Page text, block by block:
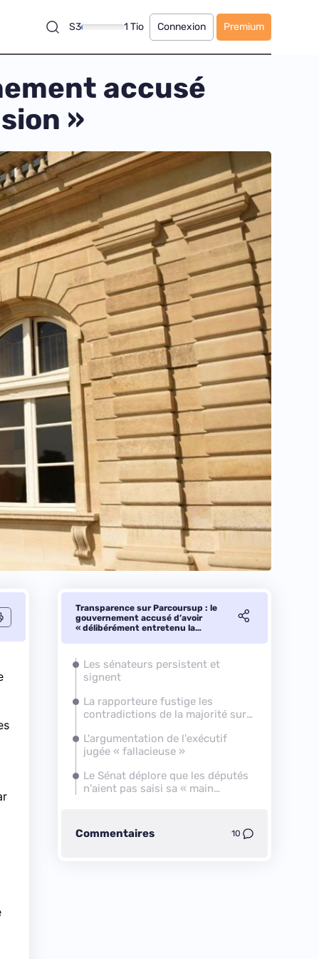
S3 1 Tio Connexion Premium
accusé
»
Transparence sur Parcoursup : le
gouvernement accusé d’avoir
« délibérément entretenu la
Les sénateurs persistent et
signent
La rapporteure fustige les
contradictions de la majorité sur
L'argumentation de l'exécutif
jugée « fallacieuse »
Le Sénat déplore que les députés
n'aient pas saisi sa « main
Commentaires 10